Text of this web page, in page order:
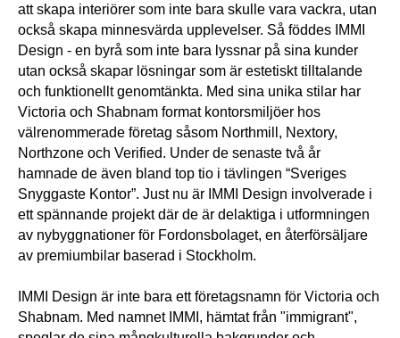
att skapa interiörer som inte bara skulle vara vackra, utan
också skapa minnesvärda upplevelser. Så föddes IMMI
Design - en byrå som inte bara lyssnar på sina kunder
utan också skapar lösningar som är estetiskt tilltalande
och funktionellt genomtänkta. Med sina unika stilar har
Victoria och Shabnam format kontorsmiljöer hos
välrenommerade företag såsom Northmill, Nextory,
Northzone och Verified. Under de senaste två år
hamnade de även bland top tio i tävlingen “Sveriges
Snyggaste Kontor”. Just nu är IMMI Design involverade i
ett spännande projekt där de är delaktiga i utformningen
av nybyggnationer för Fordonsbolaget, en återförsäljare
av premiumbilar baserad i Stockholm.
IMMI Design är inte bara ett företagsnamn för Victoria och
Shabnam. Med namnet IMMI, hämtat från "immigrant",